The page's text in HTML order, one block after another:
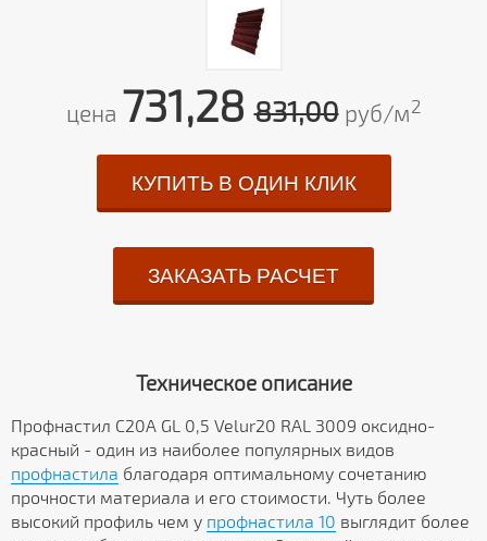
цена 731,28831,00руб/м2
КУПИТЬ В ОДИН КЛИК
ЗАКАЗАТЬ РАСЧЕТ
Техническое описание
Профнастил С20А GL 0,5 Velur20 RAL 3009 оксидно-
красный - один из наиболее популярных видов
профнастила благодаря оптимальному сочетанию
прочности материала и его стоимости. Чуть более
высокий профиль чем у профнастила 10 выглядит более